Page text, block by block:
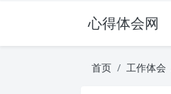
心得体会网
首页 工作体会